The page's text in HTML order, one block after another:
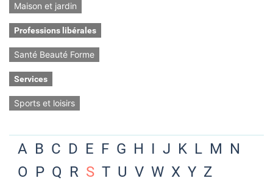
Maison et jardin
Professions libérales
Santé Beauté Forme
Services
Sports et loisirs
A B C D E F G H I J K L M N
O P Q R S T U V W X Y Z